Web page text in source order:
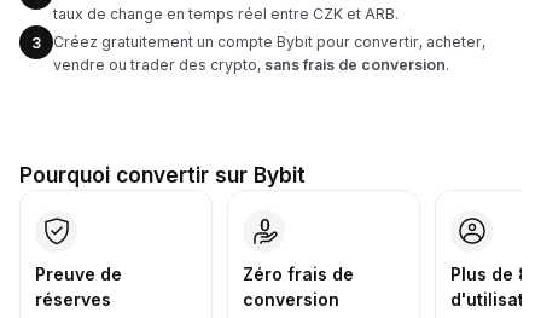
taux de change en temps réel entre CZK et ARB.
3
Créez gratuitement un compte Bybit pour convertir, acheter,
vendre ou trader des crypto, sans frais de conversion.
Pourquoi convertir sur Bybit
Preuve de
réserves
Zéro frais de
conversion
Plus de